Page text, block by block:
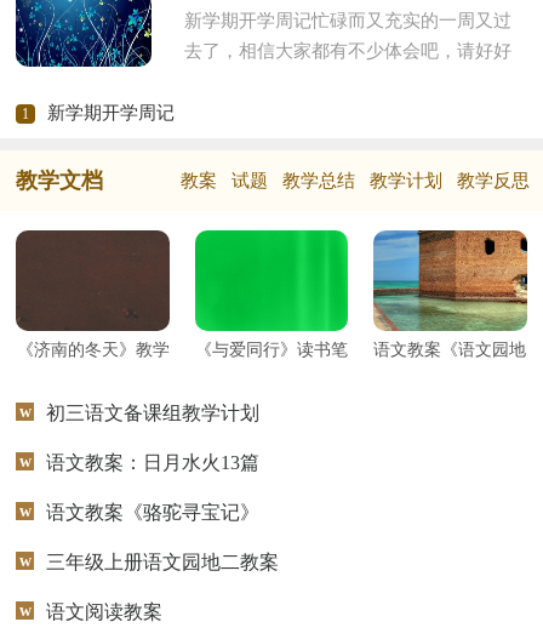
新学期开学周记忙碌而又充实的一周又过
去了，相信大家都有不少体会吧，请好好
1 新学期开学周记
教学文档 教案 试题 教学总结 教学计划 教学反思
教学心得 听课报告 说课稿
《济南的冬天》教学
《与爱同行》读书笔
语文教案《语文园地
初三语文备课组教学计划
语文教案：日月水火13篇
语文教案《骆驼寻宝记》
三年级上册语文园地二教案
语文阅读教案